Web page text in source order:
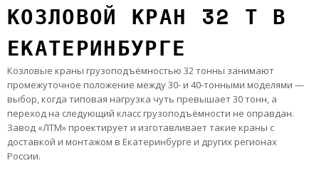
КОЗЛОВОЙ КРАН 32 Т В
ЕКАТЕРИНБУРГЕ
Козловые краны грузоподъёмностью 32 тонны занимают
промежуточное положение между 30- и 40-тонными моделями —
выбор, когда типовая нагрузка чуть превышает 30 тонн, а
переход на следующий класс грузоподъёмности не оправдан.
Завод «ЛТМ» проектирует и изготавливает такие краны с
доставкой и монтажом в Екатеринбурге и других регионах
России.